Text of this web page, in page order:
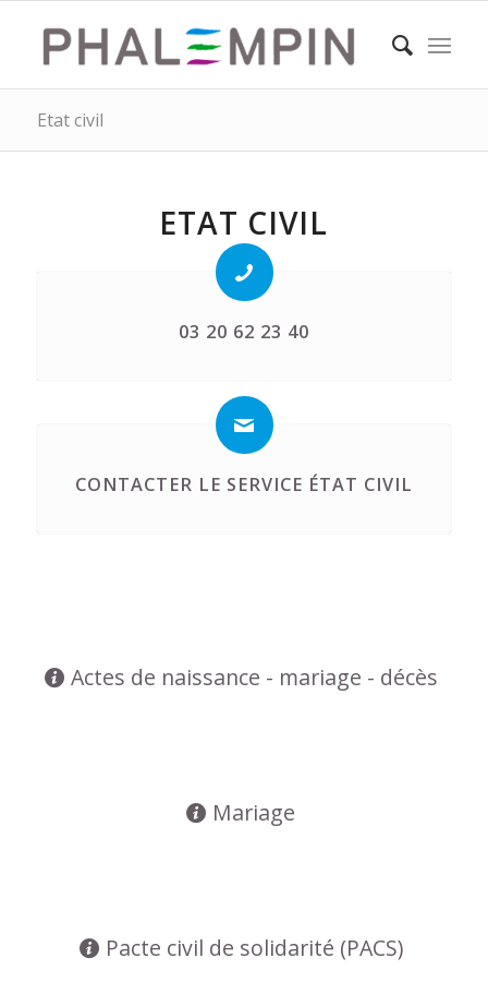
Etat civil
ETAT CIVIL
03 20 62 23 40
CONTACTER LE SERVICE ÉTAT CIVIL
Actes de naissance - mariage - décès
Mariage
Pacte civil de solidarité (PACS)